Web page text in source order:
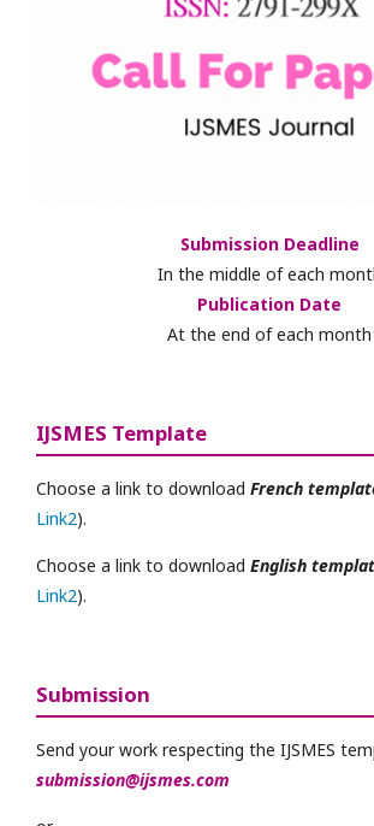
Submission Deadline
In the middle of each
Publication Date
At the end of each month
IJSMES Template
Choose a link to download French
Link2).
Choose a link to download English
Link2).
Submission
Send your work respecting the IJSMES
submission@ijsmes.com